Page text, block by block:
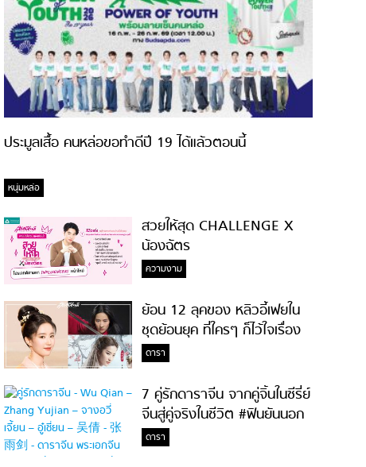
ประมูลเสื้อ คนหล่อขอทำดีปี 19 ได้แล้วตอนนี้
หนุ่มหล่อ
สวยให้สุด CHALLENGE X
น้องฉัตร
ความงาม
ย้อน 12 ลุคของ หลิวอี้เฟยใน
ชุดย้อนยุค ที่ใครๆ ก็ไว้ใจเรื่อง
ความสวย!
ดารา
7 คู่รักดาราจีน จากคู่จิ้นในซีรี่ย์
จีนสู่คู่จริงในชีวิต #ฟินยันนอก
จอ
ดารา